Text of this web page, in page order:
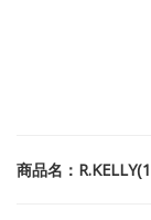
商品名：